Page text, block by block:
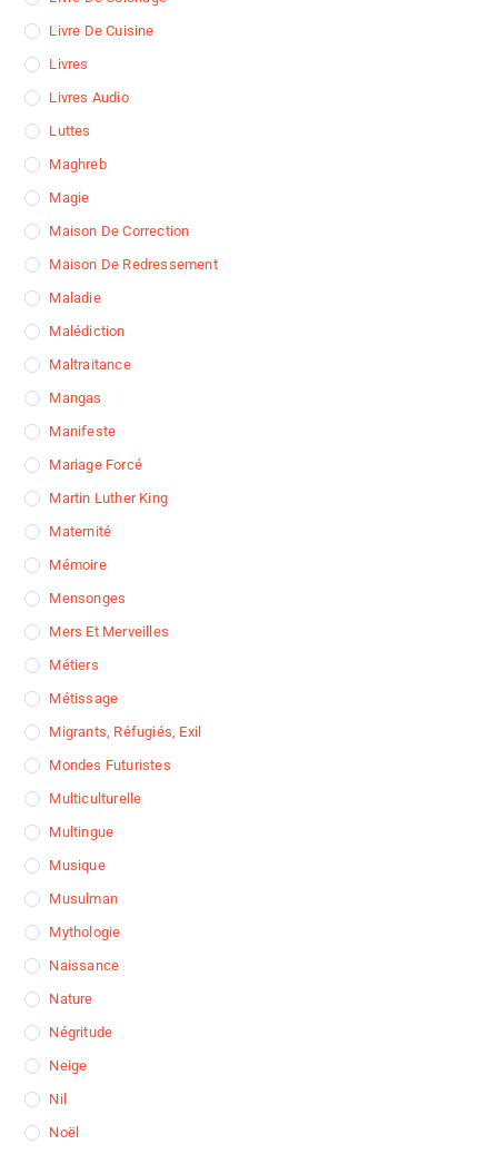
Livre De Cuisine
Livres
Livres Audio
Luttes
Maghreb
Magie
Maison De Correction
Maison De Redressement
Maladie
Malédiction
Maltraitance
Mangas
Manifeste
Mariage Forcé
Martin Luther King
Maternité
Mémoire
Mensonges
Mers Et Merveilles
Métiers
Métissage
Migrants, Réfugiés, Exil
Mondes Futuristes
Multiculturelle
Multingue
Musique
Musulman
Mythologie
Naissance
Nature
Négritude
Neige
Nil
Noël